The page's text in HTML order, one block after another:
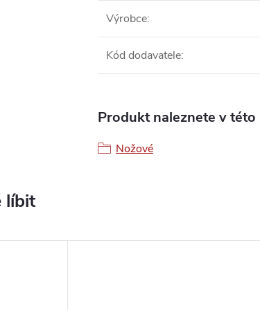
Výrobce:
Kód dodavatele:
Produkt naleznete v
Nožové